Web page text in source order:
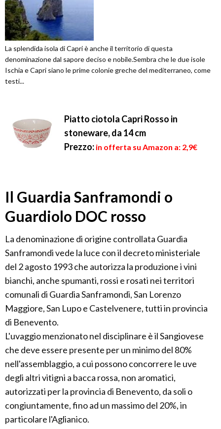
La splendida isola di Capri è anche il territorio di questa
denominazione dal sapore deciso e nobile.Sembra che le due isole
Ischia e Capri siano le prime colonie greche del mediterraneo, come
testi...
Piatto ciotola Capri Rosso in
stoneware, da 14 cm
Prezzo: in offerta su Amazon a: 2,9€
Il Guardia Sanframondi o
Guardiolo DOC rosso
La denominazione di origine controllata Guardia
Sanframondi vede la luce con il decreto ministeriale
del 2 agosto 1993 che autorizza la produzione i vini
bianchi, anche spumanti, rossi e rosati nei territori
comunali di Guardia Sanframondi, San Lorenzo
Maggiore, San Lupo e Castelvenere, tutti in provincia
di Benevento.
L'uvaggio menzionato nel disciplinare è il Sangiovese
che deve essere presente per un minimo del 80%
nell'assemblaggio, a cui possono concorrere le uve
degli altri vitigni a bacca rossa, non aromatici,
autorizzati per la provincia di Benevento, da soli o
congiuntamente, fino ad un massimo del 20%, in
particolare l'Aglianico.